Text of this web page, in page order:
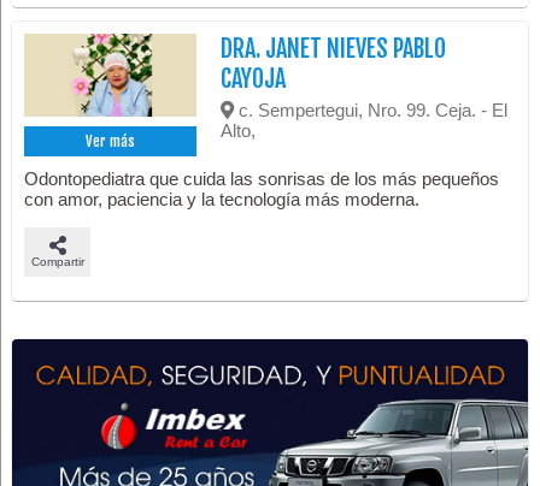
Ver más
DRA. JANET NIEVES PABLO
CAYOJA
c. Sempertegui, Nro. 99. Ceja. - El
Alto,
Odontopediatra que cuida las sonrisas de los más pequeños
con amor, paciencia y la tecnología más moderna.
Compartir